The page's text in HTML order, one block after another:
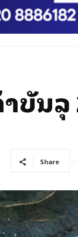
ບັນລຸ
Share